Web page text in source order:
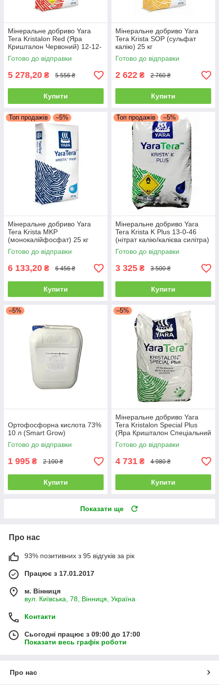
Мінеральне добриво Yara
Tera Kristalon Red (Яра
Кришталон Червоний) 12-12-
36 25 кг
Готово до відправки
5 278,20 ₴ 5 556 ₴
Купити
Мінеральне добриво Yara
Tera Krista SOP (сульфат
калію) 25 кг
Готово до відправки
2 622 ₴ 2 760 ₴
Купити
Топ продажів –5%
Мінеральне добриво Yara
Tera Krista MKP
(монокалійфосфат) 25 кг
Готово до відправки
6 133,20 ₴ 6 456 ₴
Купити
Топ продажів –5%
Мінеральне добриво Yara
Tera Krista K Plus 13-0-46
(нітрат калію/калієва силітра)
25 кг
Готово до відправки
3 325 ₴ 3 500 ₴
Купити
–5%
Ортофосфорна кислота 73%
10 л (Smart Grow)
Готово до відправки
1 995 ₴ 2 100 ₴
Купити
–5%
Мінеральне добриво Yara
Tera Kristalon Special Plus
(Яра Кришталон Спеціальний
Плюс) 20-20-20 25 кг
Готово до відправки
4 731 ₴ 4 980 ₴
Купити
Показати ще
Про нас
93% позитивних з 95 відгуків за рік
Працює з 17.01.2017
м. Вінниця
вул. Київська, 78, Вінниця, Україна
Контакти
Сьогодні працює з 09:00 до 17:00
Показати весь графік роботи
Про нас